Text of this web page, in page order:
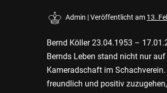
Admin |Veröffentlicht am 13.
Bernd Köller 23.04.1953 –
Bernds Leben stand nicht nur
Kameradschaft im
freundlich und positiv